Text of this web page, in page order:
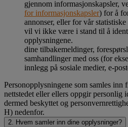
gjennom informasjonskapsler,
for informasjonskapsler) for å
annonser, eller for vår
vil vi ikke være i stand til å
opplysningene.
dine tilbakemeldinger,
samhandlinger med oss (for
innlegg på sosiale medier, e-
Personopplysningene som samles inn
nettstedet eller ellers oppgir personlig
dermed beskyttet og
H) nedenfor.
2. Hvem samler inn dine opplysninger?